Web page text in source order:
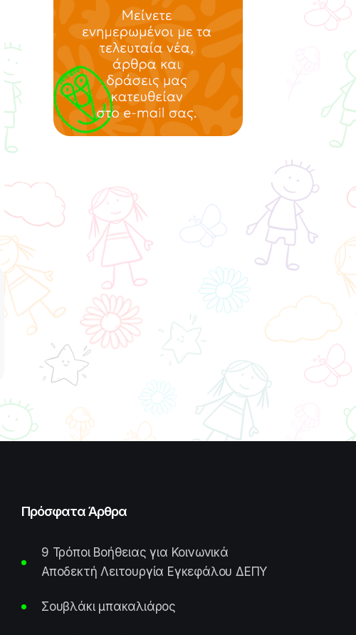
Πρόσφατα Άρθρα
9 Τρόποι Βοήθειας για Κοινωνικά
Αποδεκτή Λειτουργία Εγκεφάλου ΔΕΠΥ
Σουβλάκι μπακαλιάρος